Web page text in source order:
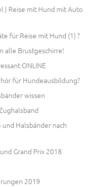
| Reise mit Hund mit Auto
für Reise mit Hund (1) ?
alle Brustgeschirre!
ONLINE
für Hundeausbildung?
wissen
Halsbänder nach
Grand Prix 2018
2019